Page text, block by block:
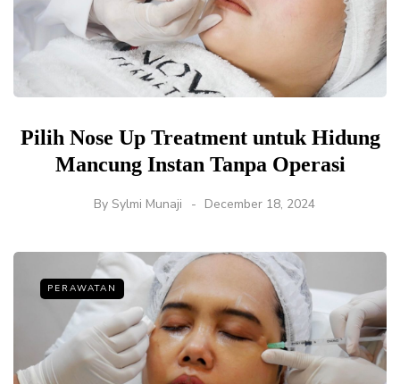
Pilih Nose Up Treatment untuk Hidung
Mancung Instan Tanpa Operasi
By Sylmi Munaji December 18, 2024
PERAWATAN